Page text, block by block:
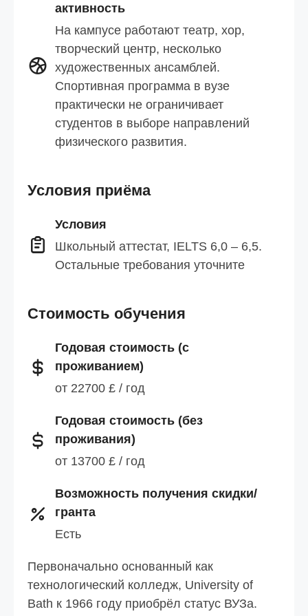
активность
На кампусе работают театр, хор,
творческий центр, несколько
художественных ансамблей.
Спортивная программа в вузе
практически не ограничивает
студентов в выборе направлений
физического развития.
Условия приёма
Условия
Школьный аттестат, IELTS 6,0 – 6,5.
Остальные требования уточните
Стоимость обучения
Годовая стоимость (с
проживанием)
от 22700 £ / год
Годовая стоимость (без
проживания)
от 13700 £ / год
Возможность получения скидки/
гранта
Есть
Первоначально основанный как
технологический колледж, University of
Bath к 1966 году приобрёл статус ВУЗа.